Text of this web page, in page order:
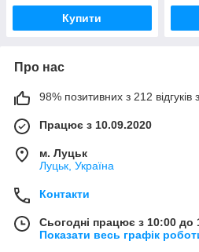
Купити
Про нас
98% позитивних з 212 відгуків
Працює з 10.09.2020
м. Луцьк
Луцьк, Україна
Контакти
Сьогодні працює з 10:00 до
Показати весь графік